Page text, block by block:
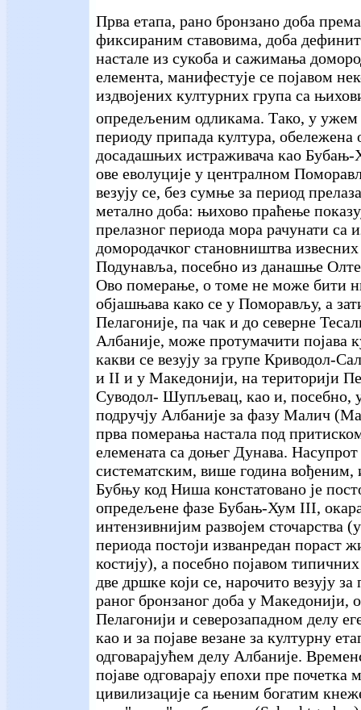
Прва етапа, рано бронзано доба
фиксираним ставовима, доба
настале из сукоба и сажимања
елемента, манифестује се појавом
издвојених културних група са
опредељеним одликама. Тако, у ужeм
периоду припада култура, обележена
досадашњих истраживача као Бубањ-
ове еволуције у централном
везују се, без сумње за период
метално доба: њихово праћење
прелазног периода мора рачунати са
домородачког становништва
Подунавља, посебно из данашње
Ово померање, о томе не може бити
објашњава како се у Поморављу, а
Пелагоније, па чак и до северне
Албаније, може протумачити појава
какви се везују за групе Криводол-
и II и у Македонији, на територији
Суводол- Шупљевац, као и, посебно,
подручју Албаније за фазу Малич
прва померања настала под
елемената са доњег Дунава.
систематским, више година вођеним,
Бубњу код Ниша констатовано је
опредељене фазе Бубањ-Хум III,
интензивнијим развојем сточарства
периода постоји изванредан пораст
костију), а посебно појавом
две дршке који се, нарочито везују за
раног бронзаног доба у Македонији,
Пелагонији и северозападном делу
као и за појаве везане за културну
одговарајућем делу Албаније.
појаве одговарају епохи пре почетка
цивилизације са њеним богатим